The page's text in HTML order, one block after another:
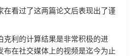
在看过了这两篇论文后表现出了谨
克利的计算结果是非常积极的进
布在社交媒体上的视频是迄今为止